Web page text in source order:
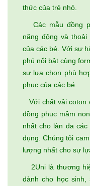
thức của trẻ nhỏ.
Các mẫu đồng
năng động và
của các bé. Với sự
phú nổi bật cùng
sự lựa chọn phù
phục của các bé.
Với chất vải coton
đồng phục mầm
nhất cho làn da
dụng. Chúng tôi
lượng nhất cho sự
2Uni là thương
dành cho học